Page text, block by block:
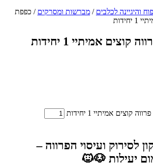
והיגיינה לכלבים / מברשות ומסרקים / כפפת
אמיתיי 1 יחידות
קוצים אמיתיי 1 יחידות
לסירוק ועיסוי הפרווה –
יעילות 🐶🐱